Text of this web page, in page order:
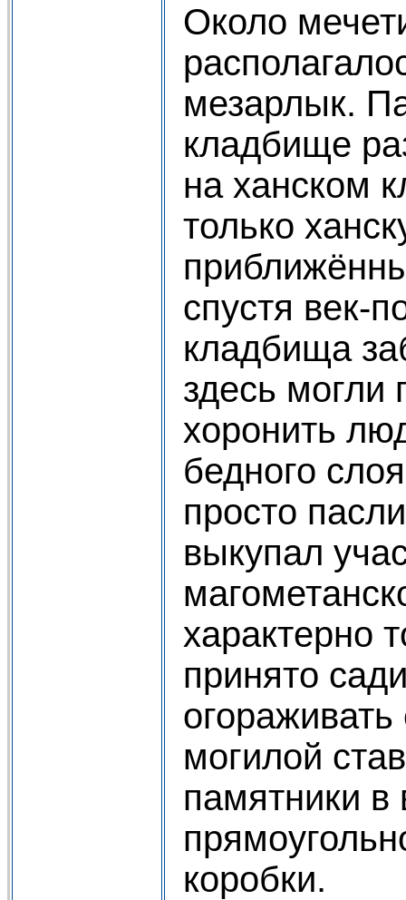
Около
мезарлык.
кладбище
на ханском
только
спустя век-
кладбища
здесь могли
хоронить
бедного
просто
выкупал
характерно
принято
могилой
памятники
коробки.